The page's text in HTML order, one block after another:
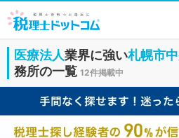
医療法人業界に強い札幌市
務所の一覧 12件掲載中